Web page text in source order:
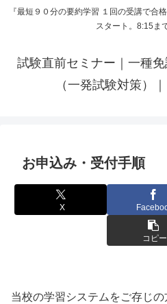
『最短９０分の要約学習 １回の受講で合
スタート。8:15ま
試験直前セミナー｜一種
（一発試験対策）
お申込み・受付手順
X
コピー
当校の学習システムをご存じ